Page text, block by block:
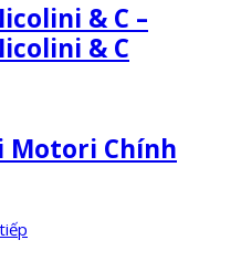
& C –
& C
Motori Chính